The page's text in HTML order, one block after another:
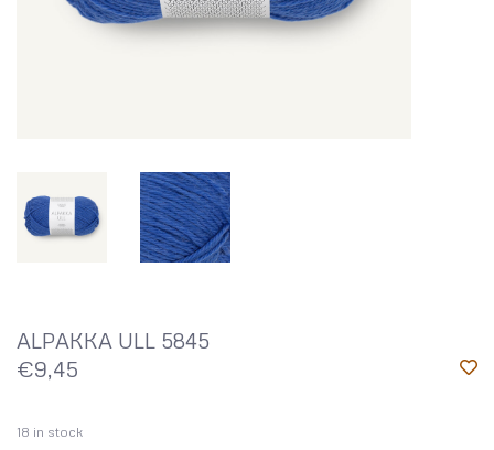
ALPAKKA ULL 5845
€9,45
18 in stock